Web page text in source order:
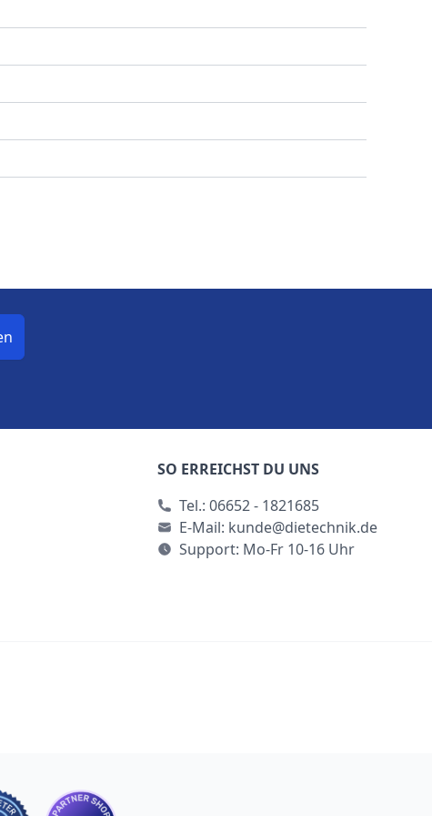
SO ERREICHST DU UNS
Tel.: 06652 - 1821685
E-Mail: kunde@dietechnik.de
Support: Mo-Fr 10-16 Uhr